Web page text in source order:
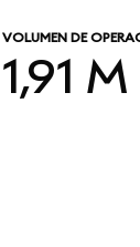
VOLUMEN DE
1,91